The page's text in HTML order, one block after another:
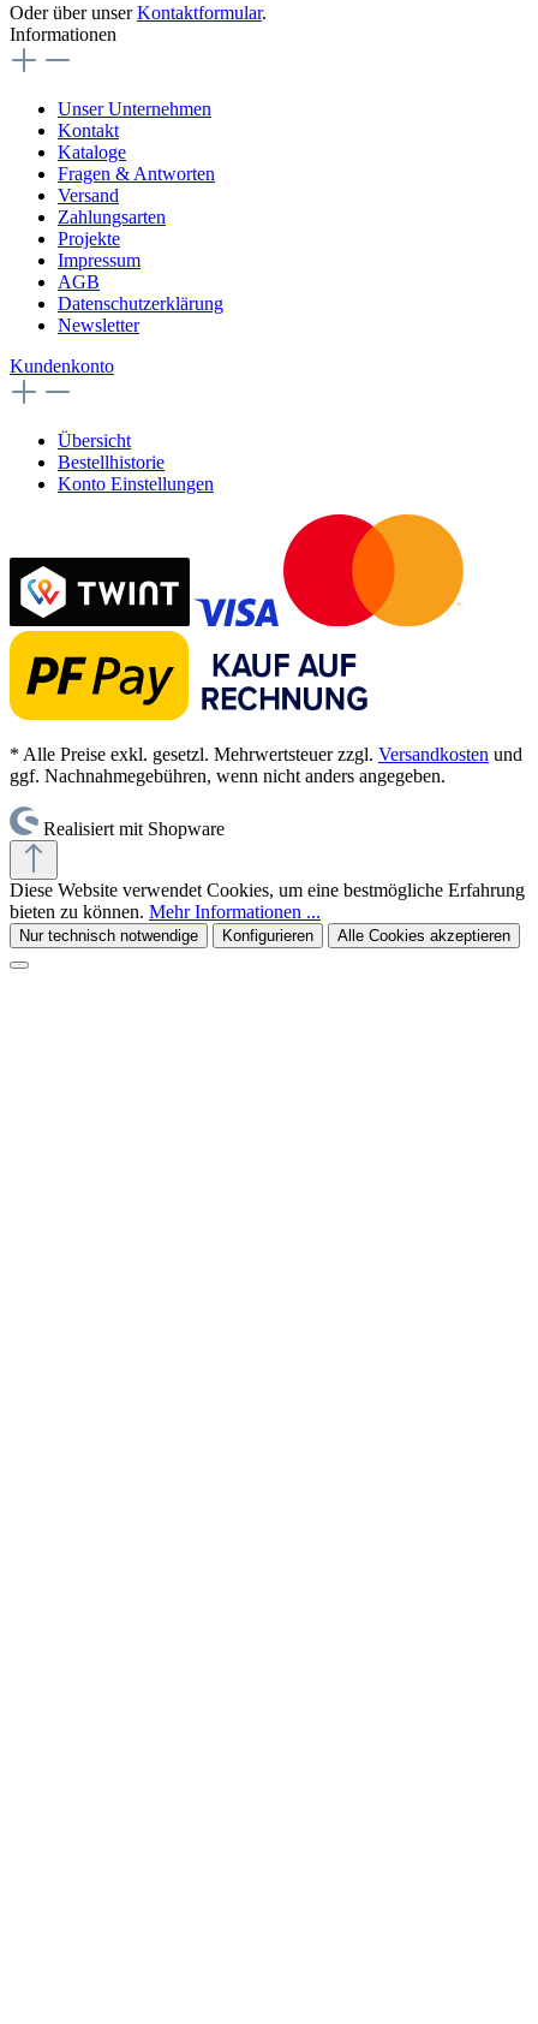
Oder über unserKontaktformular.
Informationen
Unser Unternehmen
Kontakt
Kataloge
Fragen & Antworten
Versand
Zahlungsarten
Projekte
Impressum
AGB
Datenschutzerklärung
Newsletter
Kundenkonto
Übersicht
Bestellhistorie
Konto Einstellungen
* Alle Preise exkl. gesetzl. Mehrwertsteuer zzgl. Versandkosten und
ggf. Nachnahmegebühren, wenn nicht anders angegeben.
Realisiert mit Shopware
Diese Website verwendet Cookies, um eine bestmögliche Erfahrung
bieten zu können. Mehr Informationen ...
Nur technisch notwendige Konfigurieren Alle Cookies akzeptieren